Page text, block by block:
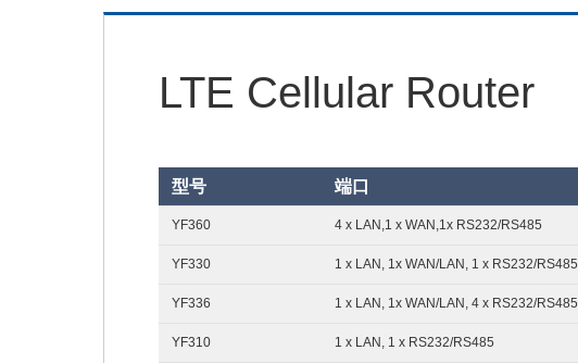
LTE Cellular Router
型号 端口
YF360 4 x LAN,1 x WAN,1x RS232/RS485
YF330 1 x LAN, 1x WAN/LAN, 1 x RS232/RS485
YF336 1 x LAN, 1x WAN/LAN, 4 x RS232/RS485
YF310 1 x LAN, 1 x RS232/RS485